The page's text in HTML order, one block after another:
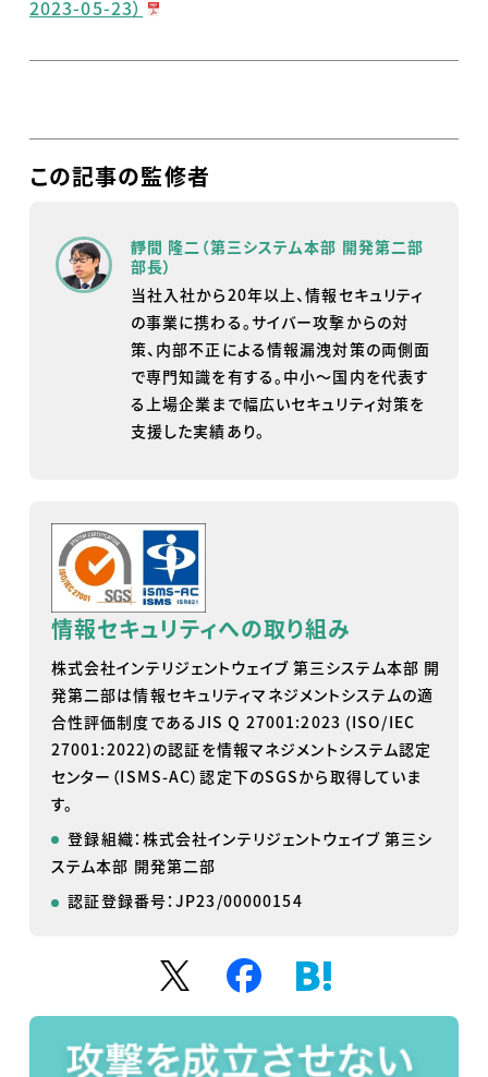
2023-05-23）
この記事の監修者
靜間 隆二（第三システム本部 開発第二部
部長）
当社入社から20年以上、情報セキュリティ
の事業に携わる。サイバー攻撃からの対
策、内部不正による情報漏洩対策の両側面
で専門知識を有する。中小～国内を代表す
る上場企業まで幅広いセキュリティ対策を
支援した実績あり。
情報セキュリティへの取り組み
株式会社インテリジェントウェイブ 第三システム本部 開
発第二部は情報セキュリティマネジメントシステムの適
合性評価制度であるJIS Q 27001:2023 (ISO/IEC
27001:2022)の認証を情報マネジメントシステム認定
センター（ISMS-AC）認定下のSGSから取得していま
す。
登録組織：株式会社インテリジェントウェイブ 第三シ
ステム本部 開発第二部
認証登録番号：JP23/00000154